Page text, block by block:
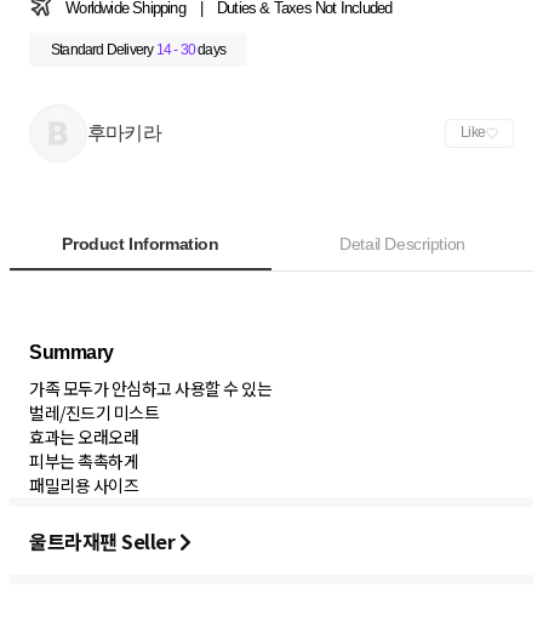
Worldwide Shipping Duties & Taxes Not Included
Standard Delivery 14 - 30days
후마키라 Like
Product Information Detail Description
Summary
가족 모두가 안심하고 사용할 수 있는
벌레/진드기 미스트
효과는 오래오래
피부는 촉촉하게
패밀리용 사이즈
울트라재팬 Seller